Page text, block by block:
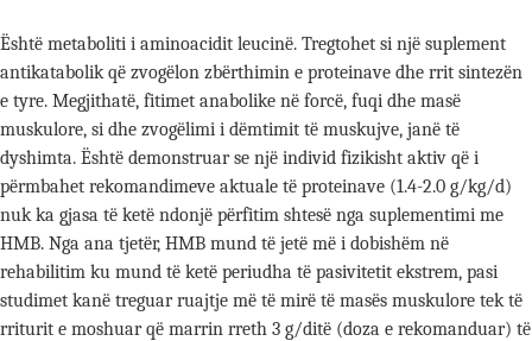
Është metaboliti i aminoacidit leucinë. Tregtohet si një suplement
antikatabolik që zvogëlon zbërthimin e proteinave dhe rrit sintezën
e tyre. Megjithatë, fitimet anabolike në forcë, fuqi dhe masë
muskulore, si dhe zvogëlimi i dëmtimit të muskujve, janë të
dyshimta. Është demonstruar se një individ fizikisht aktiv që i
përmbahet rekomandimeve aktuale të proteinave (1.4-2.0 g/kg/d)
nuk ka gjasa të ketë ndonjë përfitim shtesë nga suplementimi me
HMB. Nga ana tjetër, HMB mund të jetë më i dobishëm në
rehabilitim ku mund të ketë periudha të pasivitetit ekstrem, pasi
studimet kanë treguar ruajtje më të mirë të masës muskulore tek të
rriturit e moshuar që marrin rreth 3 g/ditë (doza e rekomanduar) të